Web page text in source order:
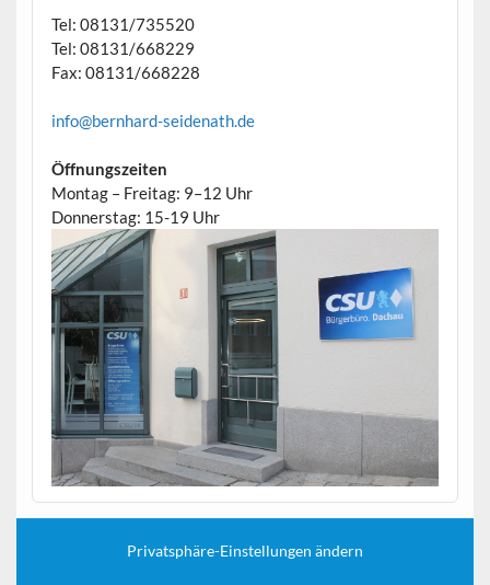
Tel: 08131/735520
Tel: 08131/668229
Fax: 08131/668228
info@bernhard-seidenath.de
Öffnungszeiten
Montag – Freitag: 9–12 Uhr
Donnerstag: 15-19 Uhr
Privatsphäre-Einstellungen ändern